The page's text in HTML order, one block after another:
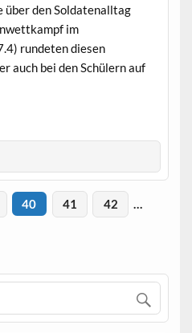
den Soldatenalltag
im
rundeten diesen
auch bei den Schülern auf
40 41 42
…